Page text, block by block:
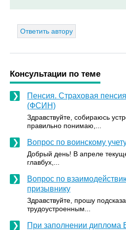
Ответить автору
Консультации по теме
Пенсия. Страховая
(ФСИН)
Здравствуйте, собираюсь
правильно понимаю,...
Вопрос по воинскому
Добрый день! В апреле
главбух,...
Вопрос по
призывнику
Здравствуйте, прошу
трудоустроенным...
При заполнении диплома